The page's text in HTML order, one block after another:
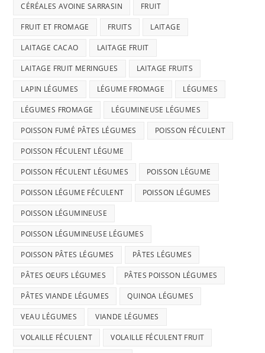
CÉRÉALES AVOINE SARRASIN FRUIT
FRUIT ET FROMAGE FRUITS LAITAGE
LAITAGE CACAO LAITAGE FRUIT
LAITAGE FRUIT MERINGUES LAITAGE FRUITS
LAPIN LÉGUMES LÉGUME FROMAGE LÉGUMES
LÉGUMES FROMAGE LÉGUMINEUSE LÉGUMES
POISSON FUMÉ PÂTES LÉGUMES POISSON FÉCULENT
POISSON FÉCULENT LÉGUME
POISSON FÉCULENT LÉGUMES POISSON LÉGUME
POISSON LÉGUME FÉCULENT POISSON LÉGUMES
POISSON LÉGUMINEUSE
POISSON LÉGUMINEUSE LÉGUMES
POISSON PÂTES LÉGUMES PÂTES LÉGUMES
PÂTES OEUFS LÉGUMES PÂTES POISSON LÉGUMES
PÂTES VIANDE LÉGUMES QUINOA LÉGUMES
VEAU LÉGUMES VIANDE LÉGUMES
VOLAILLE FÉCULENT VOLAILLE FÉCULENT FRUIT